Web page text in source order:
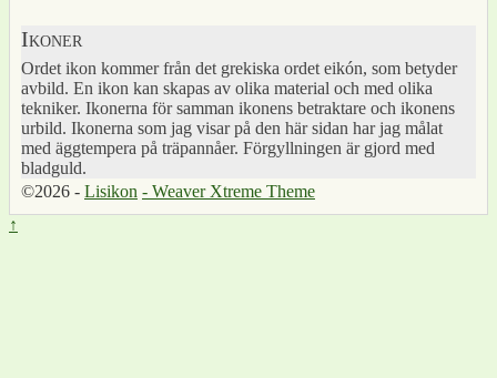
Ikoner
Ordet ikon kommer från det grekiska ordet eikón, som betyder
avbild. En ikon kan skapas av olika material och med olika
tekniker. Ikonerna för samman ikonens betraktare och ikonens
urbild. Ikonerna som jag visar på den här sidan har jag målat
med äggtempera på träpannåer. Förgyllningen är gjord med
bladguld.
©2026 - Lisikon - Weaver Xtreme Theme
↑